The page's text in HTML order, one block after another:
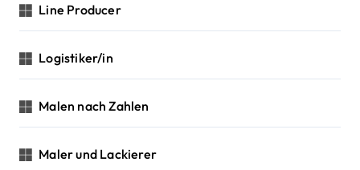
Line Producer
Logistiker/in
Malen nach Zahlen
Maler und Lackierer